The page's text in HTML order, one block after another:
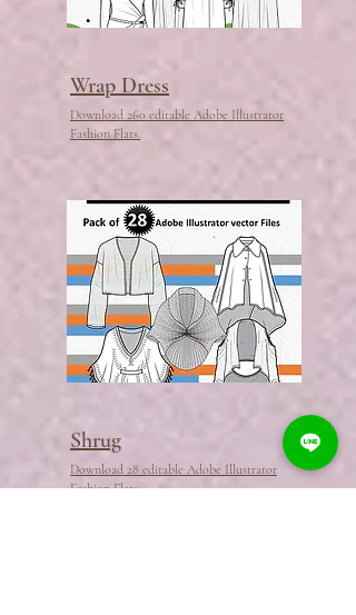
Wrap Dress
Download 260 editable Adobe Illustrator
Fashion Flats.
Shrug
Download 28 editable Adobe Illustrator
Fashion Flats.